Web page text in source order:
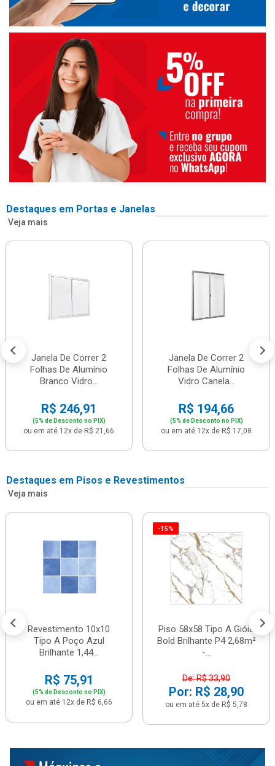
Destaques em Portas e Janelas
Veja mais
Janela De Correr 2
Folhas De Alumínio
Branco Vidro...
R$ 246,91
(5% de Desconto no PIX)
ou em até 12x de R$ 21,66
Janela De Correr 2
Folhas De Alumínio
Vidro Canela...
R$ 194,66
(5% de Desconto no PIX)
ou em até 12x de R$ 17,08
Destaques em Pisos e Revestimentos
Veja mais
Revestimento 10x10
Tipo A Poço Azul
Brilhante 1,44...
R$ 75,91
(5% de Desconto no PIX)
ou em até 12x de R$ 6,66
-15%
Piso 58x58 Tipo A Gióia
Bold Brilhante P4 2,68m²
-...
De: R$ 33,90
Por: R$ 28,90
ou em até 5x de R$ 5,78